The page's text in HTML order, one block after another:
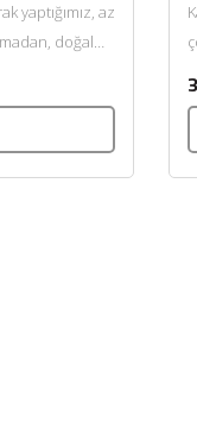
yaptığımız, az
doğal